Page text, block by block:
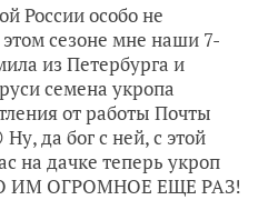
России особо не
этом сезоне мне наши 7-
из Петербурга и
семена укропа
от работы Почты
да бог с ней, с этой
на дачке теперь укроп
ИМ ОГРОМНОЕ ЕЩЕ РАЗ!